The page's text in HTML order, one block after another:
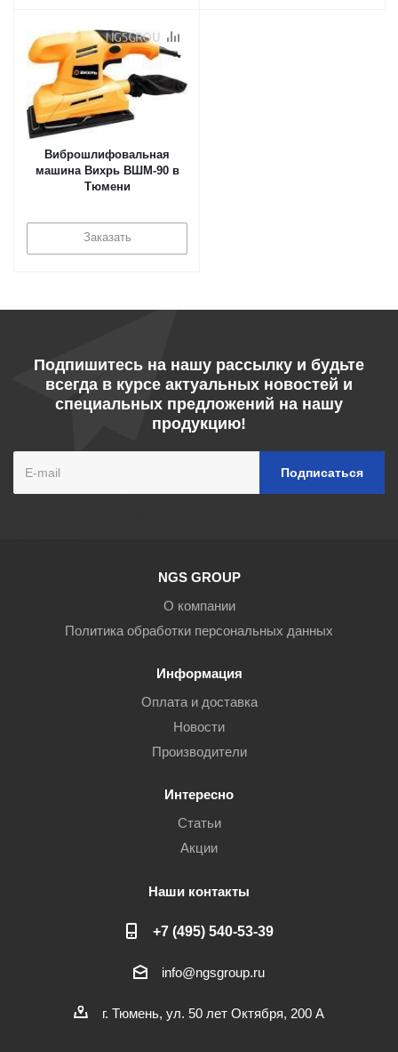
Виброшлифовальная
машина Вихрь ВШМ-90 в
Тюмени
Заказать
Подпишитесь на нашу рассылку и будьте
всегда в курсе актуальных новостей и
специальных предложений на нашу
продукцию!
NGS GROUP
О компании
Политика обработки персональных данных
Информация
Оплата и доставка
Новости
Производители
Интересно
Статьи
Акции
Наши контакты
+7 (495) 540-53-39
info@ngsgroup.ru
г. Тюмень, ул. 50 лет Октября, 200 А